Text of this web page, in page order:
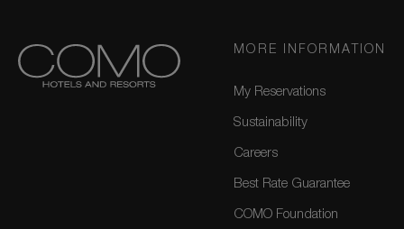
MORE INFORMATION
My Reservations
Sustainability
Careers
Best Rate Guarantee
COMO Foundation